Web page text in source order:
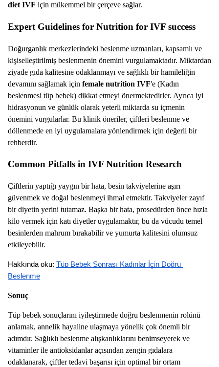
diet IVF için mükemmel bir çerçeve sağlar.
Expert Guidelines for Nutrition for IVF success
Doğurganlık merkezlerindeki beslenme uzmanları, kapsamlı ve
kişiselleştirilmiş beslenmenin önemini vurgulamaktadır. Miktardan
ziyade gıda kalitesine odaklanmayı ve sağlıklı bir hamileliğin
devamını sağlamak için female nutrition IVF'e (Kadın
beslenmesi tüp bebek) dikkat etmeyi önermektedirler. Ayrıca iyi
hidrasyonun ve günlük olarak yeterli miktarda su içmenin
önemini vurgularlar. Bu klinik öneriler, çiftleri beslenme ve
döllenmede en iyi uygulamalara yönlendirmek için değerli bir
rehberdir.
Common Pitfalls in IVF Nutrition Research
Çiftlerin yaptığı yaygın bir hata, besin takviyelerine aşırı
güvenmek ve doğal beslenmeyi ihmal etmektir. Takviyeler zayıf
bir diyetin yerini tutamaz. Başka bir hata, prosedürden önce hızla
kilo vermek için katı diyetler uygulamaktır, bu da vücudu temel
besinlerden mahrum bırakabilir ve yumurta kalitesini olumsuz
etkileyebilir.
Hakkında oku: Tüp Bebek Sonrası Kadınlar İçin Doğru
Beslenme
Sonuç
Tüp bebek sonuçlarını iyileştirmede doğru beslenmenin rolünü
anlamak, annelik hayaline ulaşmaya yönelik çok önemli bir
adımdır. Sağlıklı beslenme alışkanlıklarını benimseyerek ve
vitaminler ile antioksidanlar açısından zengin gıdalara
odaklanarak, çiftler tedavi başarısı için optimal bir ortam